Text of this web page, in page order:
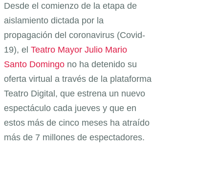
Desde el comienzo de la etapa de
aislamiento dictada por la
propagación del coronavirus (Covid-
19), el Teatro Mayor Julio Mario
Santo Domingo no ha detenido su
oferta virtual a través de la plataforma
Teatro Digital, que estrena un nuevo
espectáculo cada jueves y que en
estos más de cinco meses ha atraído
más de 7 millones de espectadores.